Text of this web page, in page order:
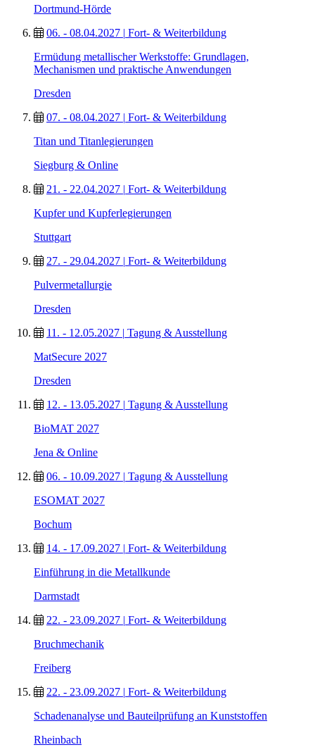
Dortmund-Hörde
06. - 08.04.2027 | Fort- & Weiterbildung
Ermüdung metallischer Werkstoffe: Grundlagen,
Mechanismen und praktische Anwendungen
Dresden
07. - 08.04.2027 | Fort- & Weiterbildung
Titan und Titanlegierungen
Siegburg & Online
21. - 22.04.2027 | Fort- & Weiterbildung
Kupfer und Kupferlegierungen
Stuttgart
27. - 29.04.2027 | Fort- & Weiterbildung
Pulvermetallurgie
Dresden
11. - 12.05.2027 | Tagung & Ausstellung
MatSecure 2027
Dresden
12. - 13.05.2027 | Tagung & Ausstellung
BioMAT 2027
Jena & Online
06. - 10.09.2027 | Tagung & Ausstellung
ESOMAT 2027
Bochum
14. - 17.09.2027 | Fort- & Weiterbildung
Einführung in die Metallkunde
Darmstadt
22. - 23.09.2027 | Fort- & Weiterbildung
Bruchmechanik
Freiberg
22. - 23.09.2027 | Fort- & Weiterbildung
Schadenanalyse und Bauteilprüfung an Kunststoffen
Rheinbach